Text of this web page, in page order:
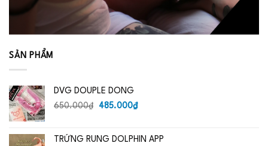
SẢN PHẨM
DVG DOUPLE DONG
650.000₫
Giá
650.000₫.
485.000₫Giá
là:
TRỨNG RUNG DOLPHIN APP